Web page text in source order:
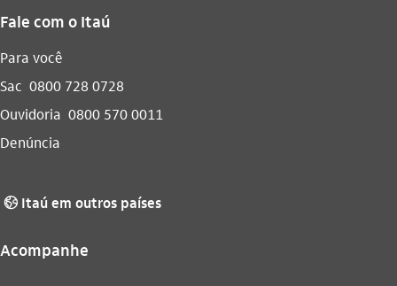
Fale com o Itaú
Para você
Sac 0800 728 0728
Ouvidoria 0800 570 0011
Denúncia
globo_outline Itaú em outros países
Acompanhe